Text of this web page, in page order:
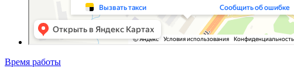
Время работы